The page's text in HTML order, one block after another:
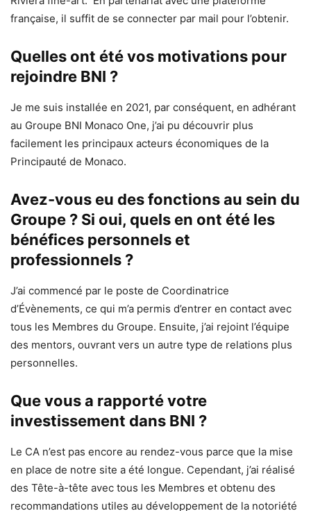
française, il suffit de se connecter par mail pour l’obtenir.
Quelles ont été vos motivations pour
rejoindre BNI ?
Je me suis installée en 2021, par conséquent, en adhérant
au Groupe BNI Monaco One, j’ai pu découvrir plus
facilement les principaux acteurs économiques de la
Principauté de Monaco.
Avez-vous eu des fonctions au sein du
Groupe ? Si oui, quels en ont été les
bénéfices personnels et
professionnels ?
J’ai commencé par le poste de Coordinatrice
d’Évènements, ce qui m’a permis d’entrer en contact avec
tous les Membres du Groupe. Ensuite, j’ai rejoint l’équipe
des mentors, ouvrant vers un autre type de relations plus
personnelles.
Que vous a rapporté votre
investissement dans BNI ?
Le CA n’est pas encore au rendez-vous parce que la mise
en place de notre site a été longue. Cependant, j’ai réalisé
des Tête-à-tête avec tous les Membres et obtenu des
recommandations utiles au développement de la notoriété